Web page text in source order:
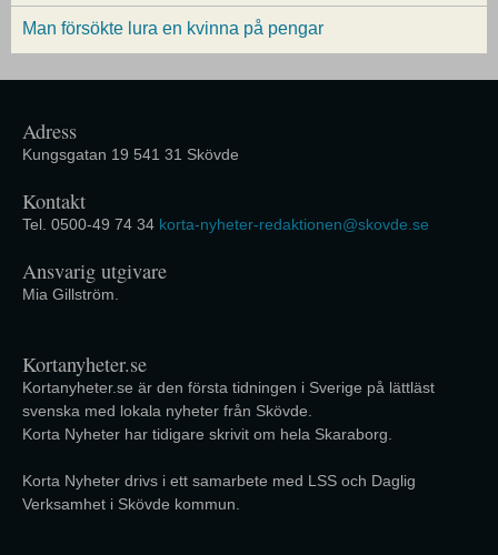
Man försökte lura en kvinna på pengar
Adress
Kungsgatan 19 541 31 Skövde
Kontakt
Tel. 0500-49 74 34 korta-nyheter-redaktionen@skovde.se
Ansvarig utgivare
Mia Gillström.
Kortanyheter.se
Kortanyheter.se är den första tidningen i Sverige på lättläst
svenska med lokala nyheter från Skövde.
Korta Nyheter har tidigare skrivit om hela Skaraborg.
Korta Nyheter drivs i ett samarbete med LSS och Daglig
Verksamhet i Skövde kommun.